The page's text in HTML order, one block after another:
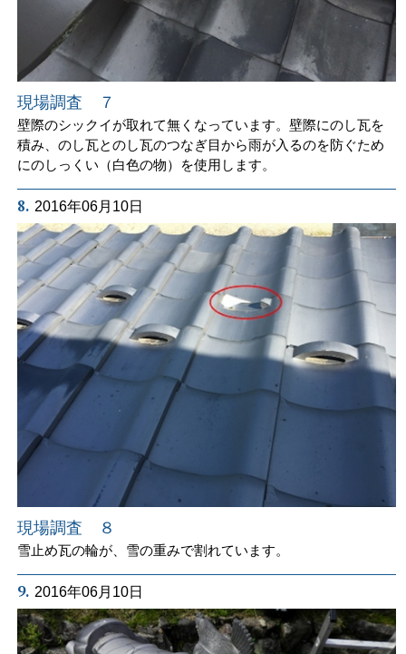
現場調査 ７
壁際のシックイが取れて無くなっています。壁際にのし瓦を
積み、のし瓦とのし瓦のつなぎ目から雨が入るのを防ぐため
にのしっくい（白色の物）を使用します。
8. 2016年06月10日
現場調査 ８
雪止め瓦の輪が、雪の重みで割れています。
9. 2016年06月10日